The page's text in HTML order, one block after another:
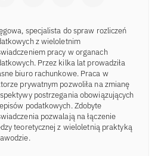
specjalista do spraw rozliczeń
z wieloletnim
pracy w organach
Przez kilka lat prowadziła
biuro rachunkowe. Praca w
prywatnym pozwoliła na zmianę
postrzegania obowiązujących
podatkowych. Zdobyte
pozwalają na łączenie
teoretycznej z wieloletnią praktyką